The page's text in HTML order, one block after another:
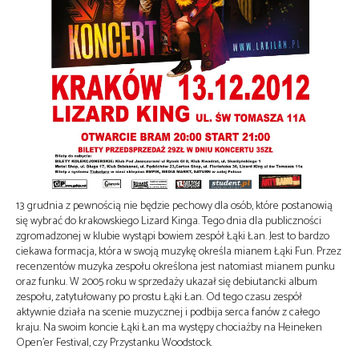
13 grudnia z pewnością nie będzie pechowy dla osób, które postanowią
się wybrać do krakowskiego Lizard Kinga. Tego dnia dla publiczności
zgromadzonej w klubie wystąpi bowiem zespół Łąki Łan. Jest to bardzo
ciekawa formacja, która w swoją muzykę określa mianem Łąki Fun. Przez
recenzentów muzyka zespołu określona jest natomiast mianem punku
oraz funku. W 2005 roku w sprzedaży ukazał się debiutancki album
zespołu, zatytułowany po prostu Łąki Łan. Od tego czasu zespół
aktywnie działa na scenie muzycznej i podbija serca fanów z całego
kraju. Na swoim koncie Łąki Łan ma występy chociażby na Heineken
Open’er Festival, czy Przystanku Woodstock.